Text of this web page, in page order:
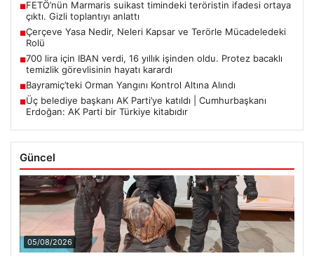
■FETÖ’nün Marmaris suikast timindeki teröristin ifadesi ortaya
çıktı. Gizli toplantıyı anlattı
■Çerçeve Yasa Nedir, Neleri Kapsar ve Terörle Mücadeledeki
Rolü
■700 lira için IBAN verdi, 16 yıllık işinden oldu. Protez bacaklı
temizlik görevlisinin hayatı karardı
■Bayramiç’teki Orman Yangını Kontrol Altına Alındı
■Üç belediye başkanı AK Parti’ye katıldı | Cumhurbaşkanı
Erdoğan: AK Parti bir Türkiye kitabıdır
Güncel
05/08/2026